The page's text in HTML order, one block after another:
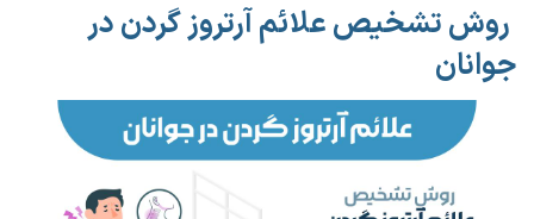
روش تشخیص علائم آرتروز گردن در
جوانان